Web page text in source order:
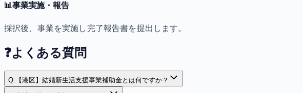
📊事業実施・報告
採択後、事業を実施し完了報告書を提出します。
❓よくある質問
Q. 【港区】結婚新生活支援事業補助金とは何ですか？